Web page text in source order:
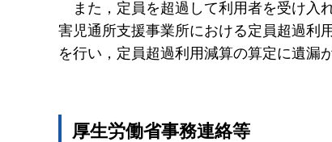
また ，定員を超過して利用者を受け
害児通所支援事業所における定員超過利
を行い，定員超過利用減算の算定に遺漏
厚生労働省事務連絡等